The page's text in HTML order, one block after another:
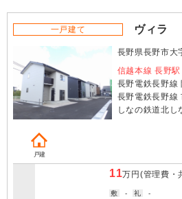
一戸建て ヴィラ
長野県長野市大
信越本線 長野
長野電鉄長野線
長野電鉄長野線
しなの鉄道北
戸建
11万円 (管理費・
敷 - 礼 -